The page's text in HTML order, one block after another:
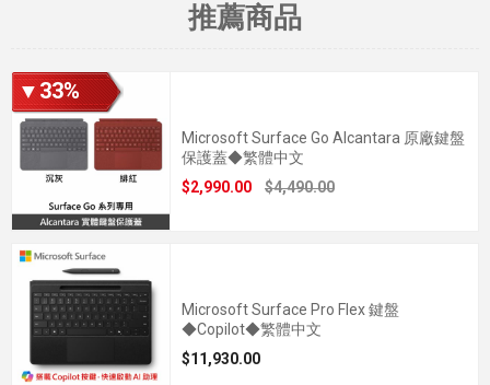
推薦商品
▼33%
Microsoft Surface Go Alcantara 原廠鍵盤
保護蓋◆繁體中文
$2,990.00
$4,490.00
Microsoft Surface Pro Flex 鍵盤
◆Copilot◆繁體中文
$11,930.00